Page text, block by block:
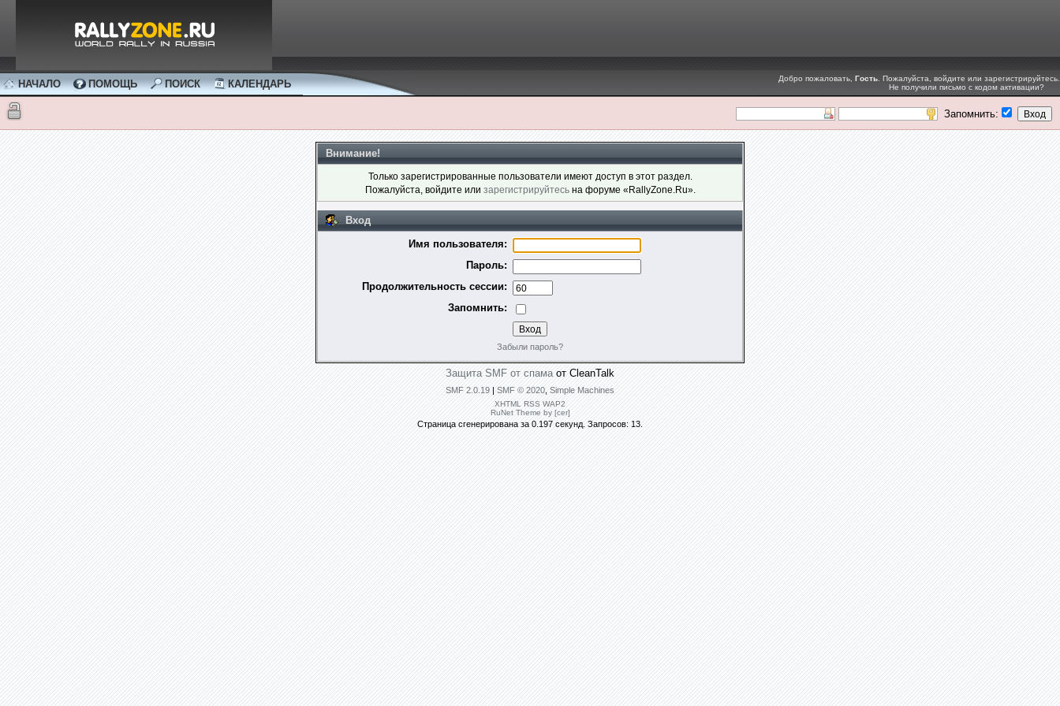
НАЧАЛО ПОМОЩЬ ПОИСК КАЛЕНДАРЬ Добро пожаловать, Гость . Пожалуйста, войдите или зарегистрируйтесь
Не получили письмо с кодом активации?
Запомнить:
Внимание!
Только зарегистрированные пользователи имеют доступ в этот раздел.
Пожалуйста, войдите или зарегистрируйтесьна форуме «RallyZone.Ru».
Вход
Имя пользователя:
Пароль:
Продолжительность сессии:
Запомнить:
Забыли пароль?
Защита SMF от спама от CleanTalk
SMF 2.0.19 | SMF © 2020 Simple Machines
XHTML RSS WAP2
RuNet Theme by [cer]
Страница сгенерирована за 0.197 секунд. Запросов: 13.